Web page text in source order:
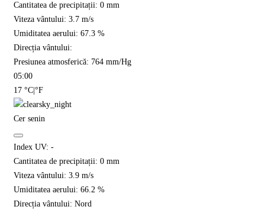
Cantitatea de precipitații: 0 mm
Viteza vântului: 3.7 m/s
Umiditatea aerului: 67.3 %
Direcția vântului:
Presiunea atmosferică: 764 mm/Hg
05:00
17 °C °F
Cer senin
Index UV: -
Cantitatea de precipitații: 0 mm
Viteza vântului: 3.9 m/s
Umiditatea aerului: 66.2 %
Direcția vântului: Nord